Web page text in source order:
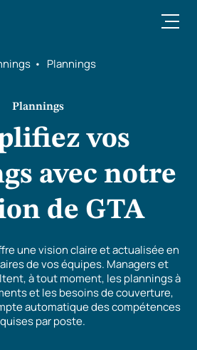
Ouvrir le menu
Plannings
Plannings
vos
avec notre
de GTA
une vision claire et actualisée en
de vos équipes. Managers et
à tout moment, les plannings à
et les besoins de couverture,
automatique des compétences
par poste.